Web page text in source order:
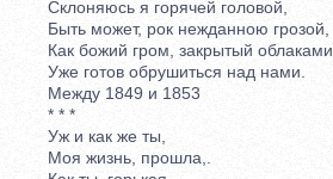
Склоняюсь я горячей головой,
Быть может, рок нежданною грозой,
Как божий гром, закрытый облаками,
Уже готов обрушиться над нами.
Между 1849 и 1853
* * *
Уж и как же ты,
Моя жизнь, прошла,.